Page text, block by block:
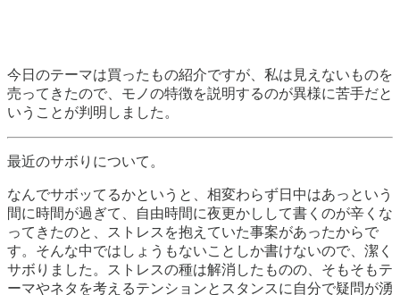
今日のテーマは買ったもの紹介ですが、私は見えないものを
売ってきたので、モノの特徴を説明するのが異様に苦手だと
いうことが判明しました。
最近のサボりについて。
なんでサボッてるかというと、相変わらず日中はあっという
間に時間が過ぎて、自由時間に夜更かしして書くのが辛くな
ってきたのと、ストレスを抱えていた事案があったからで
す。そんな中ではしょうもないことしか書けないので、潔く
サボりました。ストレスの種は解消したものの、そもそもテ
ーマやネタを考えるテンションとスタンスに自分で疑問が湧